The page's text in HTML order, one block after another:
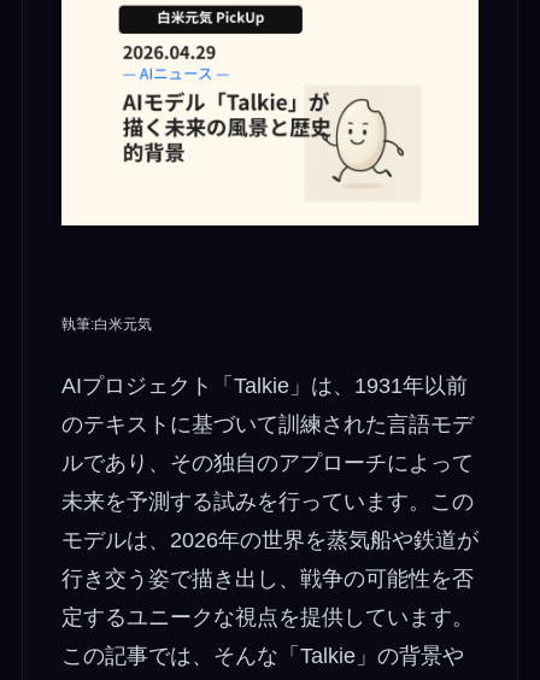
執筆:白米元気
AIプロジェクト「Talkie」は、1931年以前
のテキストに基づいて訓練された言語モデ
ルであり、その独自のアプローチによって
未来を予測する試みを行っています。この
モデルは、2026年の世界を蒸気船や鉄道が
行き交う姿で描き出し、戦争の可能性を否
定するユニークな視点を提供しています。
この記事では、そんな「Talkie」の背景や